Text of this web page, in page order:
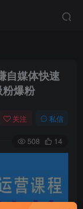
自媒体快速
爆粉
关注 私信
508 14